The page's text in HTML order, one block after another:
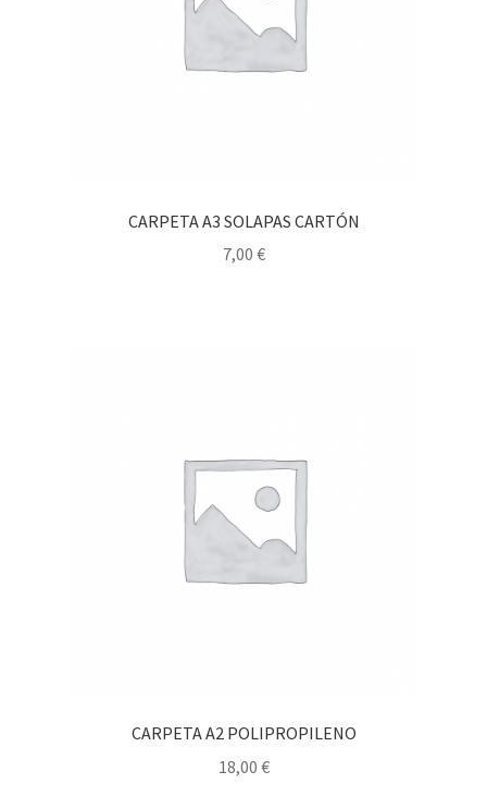
CARPETA A3 SOLAPAS CARTÓN
7,00 €
CARPETA A2 POLIPROPILENO
18,00 €